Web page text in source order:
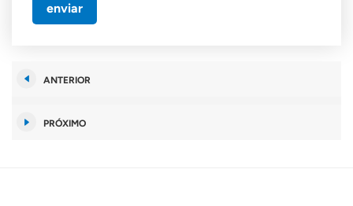
enviar
ANTERIOR
PRÓXIMO